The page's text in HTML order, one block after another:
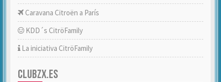
Caravana Citroën a París
KDD´s CitröFamily
La iniciativa CitröFamily
CLUBZX.ES